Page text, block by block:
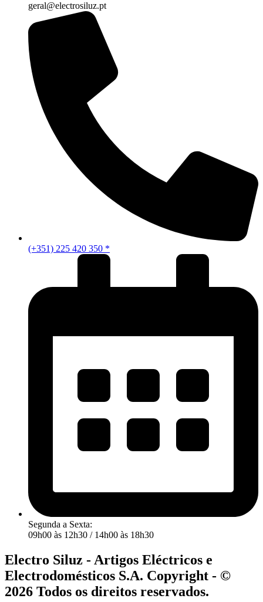
geral@electrosiluz.pt
(+351) 225 420 350 *
Segunda a Sexta:
09h00 às 12h30 / 14h00 às 18h30
Electro Siluz - Artigos Eléctricos e
Electrodomésticos S.A. Copyright - ©
2026 Todos os direitos reservados.